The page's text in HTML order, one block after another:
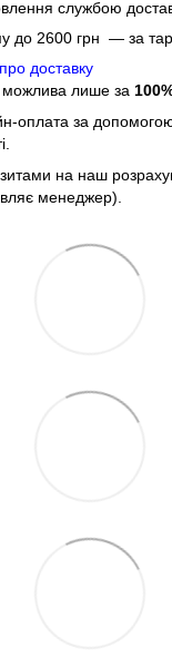
службою
до 2600 грн — за
доставку
можлива лише за
оплата за допомогою
на наш
менеджер).